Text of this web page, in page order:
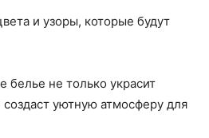
и узоры, которые будут
белье не только украсит
уютную атмосферу для